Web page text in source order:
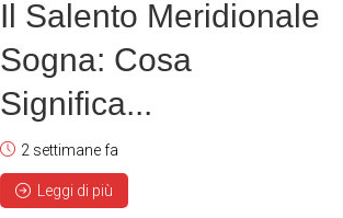
Il Salento Meridionale
Sogna: Cosa
Significa...
2 settimane fa
Leggi di più